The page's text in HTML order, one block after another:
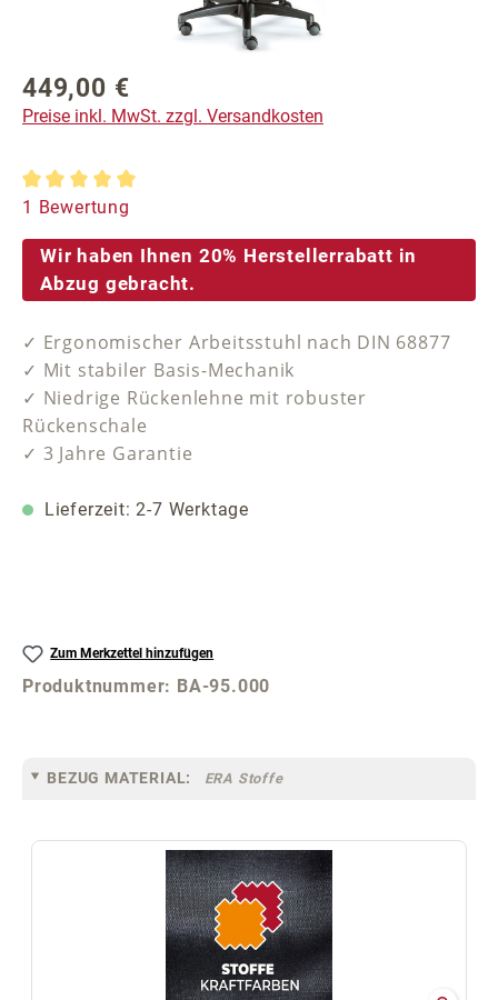
Regulärer Preis:
449,00 €
Preise inkl. MwSt. zzgl. Versandkosten
Durchschnittliche Bewertung von 5 von 5 Sternen
1 Bewertung
Wir haben Ihnen 20% Herstellerrabatt in
Abzug gebracht.
✓ Ergonomischer Arbeitsstuhl nach DIN 68877
✓ Mit stabiler Basis-Mechanik
✓ Niedrige Rückenlehne mit robuster
Rückenschale
✓ 3 Jahre Garantie
Lieferzeit: 2-7 Werktage
Zum Merkzettel hinzufügen
Produktnummer: BA-95.000
BEZUG MATERIAL: ERA Stoffe